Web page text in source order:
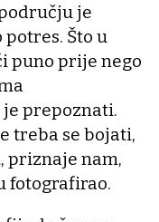
je
potres. Što u
puno prije nego
prepoznati.
treba se bojati,
priznaje nam,
fotografirao.